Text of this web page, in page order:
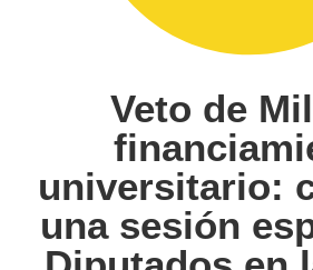
Veto de
universitario:
una sesión